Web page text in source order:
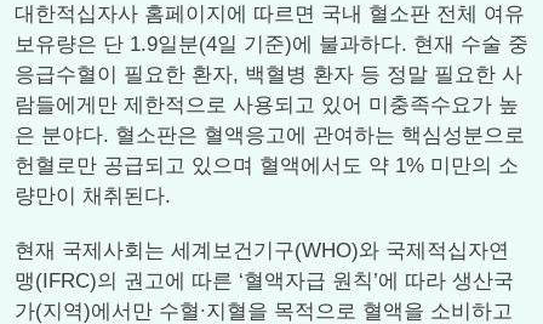
대한적십자사 홈페이지에 따르면 국내 혈소판 전체 여유
보유량은 단 1.9일분(4일 기준)에 불과하다. 현재 수술 중
응급수혈이 필요한 환자, 백혈병 환자 등 정말 필요한 사
람들에게만 제한적으로 사용되고 있어 미충족수요가 높
은 분야다. 혈소판은 혈액응고에 관여하는 핵심성분으로
헌혈로만 공급되고 있으며 혈액에서도 약 1% 미만의 소
량만이 채취된다.
현재 국제사회는 세계보건기구(WHO)와 국제적십자연
맹(IFRC)의 권고에 따른 ‘혈액자급 원칙’에 따라 생산국
가(지역)에서만 수혈∙지혈을 목적으로 혈액을 소비하고